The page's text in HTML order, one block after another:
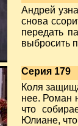
Андрей
снова
передать
выбросить
Серия 179
Коля
нее. Роман
что
Юлиане, что